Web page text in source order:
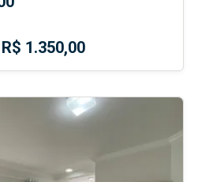
R$ 1.350,00